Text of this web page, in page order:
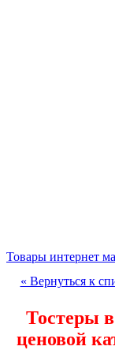
Товары интернет
« Вернуться к
Тостеры
ценовой